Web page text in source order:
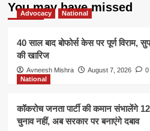
को
मिलेगा
You may have missed
Advocacy National
40 साल बाद बोफोर्स केस पर पूर्ण विराम,
की खारिज
Avneesh Mishra August 7, 2026
0
National
कॉकरोच जनता पार्टी की कमान संभालेंगे
चुनाव नहीं, अब सरकार पर बनाएंगे दबाव